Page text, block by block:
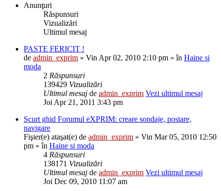
Anunţuri
Răspunsuri
Vizualizări
Ultimul mesaj
PASTE FERICIT !
de admin_exprim » Vin Apr 02, 2010 2:10 pm » în Haine si
moda
2 Răspunsuri
139429 Vizualizări
Ultimul mesaj de admin_exprim Vezi ultimul mesaj
Joi Apr 21, 2011 3:43 pm
Scurt ghid Forumul eXPRIM: creare sondaje, postare,
navigare
Fişier(e) ataşat(e) de admin_exprim » Vin Mar 05, 2010 12:50
pm » în Haine si moda
4 Răspunsuri
138171 Vizualizări
Ultimul mesaj de admin_exprim Vezi ultimul mesaj
Joi Dec 09, 2010 11:07 am